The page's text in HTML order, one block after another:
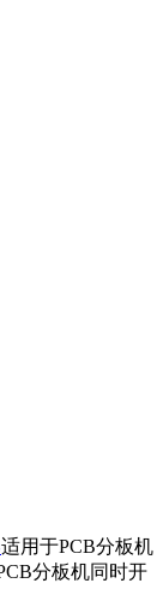
适用于PCB分板机
分板机同时开